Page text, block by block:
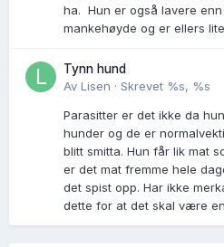
ha. Hun er også lavere
mankehøyde og er ellers
Tynn hund
Av Lisen · Skrevet %s, %s
Parasitter er det ikke da
hunder og de er
blitt smitta. Hun får lik mat
er det mat fremme hele
det spist opp. Har ikke
dette for at det skal være